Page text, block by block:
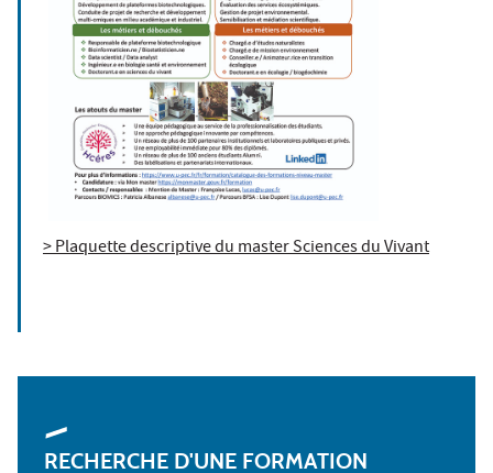
> Plaquette descriptive du master Sciences du Vivant
RECHERCHE D'UNE FORMATION